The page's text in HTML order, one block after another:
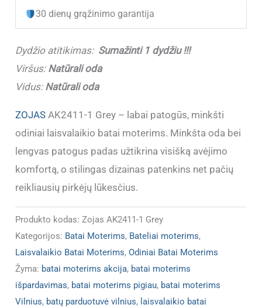
AK2411-
Grey
dydžiu
!!!)
30 dienų grąžinimo garantija
Dydžio atitikimas: Sumažinti 1 dydžiu !!!
Viršus: Natūrali oda
Vidus: Natūrali oda
ZOJAS AK2411-1 Grey – labai patogūs, minkšti
odiniai laisvalaikio batai moterims. Minkšta oda bei
lengvas patogus padas užtikrina visišką avėjimo
komfortą, o stilingas dizainas patenkins net pačių
reikliausių pirkėjų lūkesčius.
Produkto kodas:Zojas AK2411-1 Grey
Kategorijos: Batai Moterims, Bateliai moterims,
Laisvalaikio Batai Moterims,Odiniai Batai Moterims
Žyma: batai moterims akcija, batai moterims
išpardavimas, batai moterims pigiau, batai moterims
Vilnius, batų parduotuvė vilnius, laisvalaikio batai